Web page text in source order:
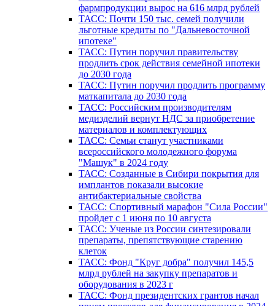
фармпродукции вырос на 616 млрд рублей
ТАСС: Почти 150 тыс. семей получили
льготные кредиты по "Дальневосточной
ипотеке"
ТАСС: Путин поручил правительству
продлить срок действия семейной ипотеки
до 2030 года
ТАСС: Путин поручил продлить программу
маткапитала до 2030 года
ТАСС: Российским производителям
медизделий вернут НДС за приобретение
материалов и комплектующих
ТАСС: Семьи станут участниками
всероссийского молодежного форума
"Машук" в 2024 году
ТАСС: Созданные в Сибири покрытия для
имплантов показали высокие
антибактериальные свойства
ТАСС: Спортивный марафон "Сила России"
пройдет с 1 июня по 10 августа
ТАСС: Ученые из России синтезировали
препараты, препятствующие старению
клеток
ТАСС: Фонд "Круг добра" получил 145,5
млрд рублей на закупку препаратов и
оборудования в 2023 г
ТАСС: Фонд президентских грантов начал